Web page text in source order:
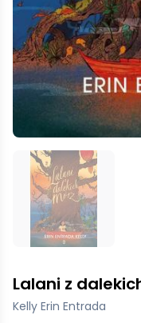
Lalani z
Kelly Erin Entrada